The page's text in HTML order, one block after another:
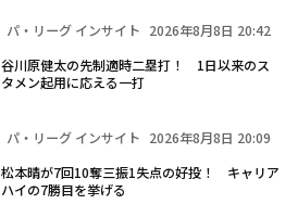
パ・リーグ インサイト 2026年8月8日 20:42
谷川原健太の先制適時二塁打！ 1日以来のス
タメン起用に応える一打
パ・リーグ インサイト 2026年8月8日 20:09
松本晴が7回10奪三振1失点の好投！ キャリア
ハイの7勝目を挙げる